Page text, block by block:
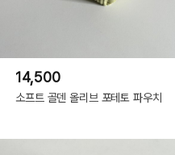
14,500
소프트 골덴 올리브 포테토 파우치